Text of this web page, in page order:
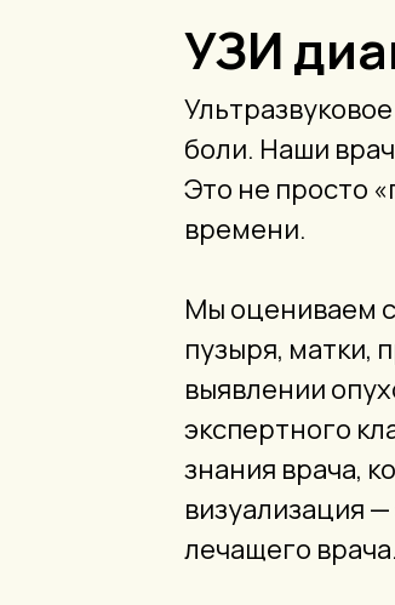
УЗИ
боли. Наши
Это не просто
времени.
Мы оцениваем
пузыря, матки,
выявлении
экспертного
знания врача,
визуализация
лечащего врача.